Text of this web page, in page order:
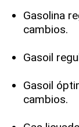
Gasolina
cambios.
Gasoil
Gasoil
cambios.